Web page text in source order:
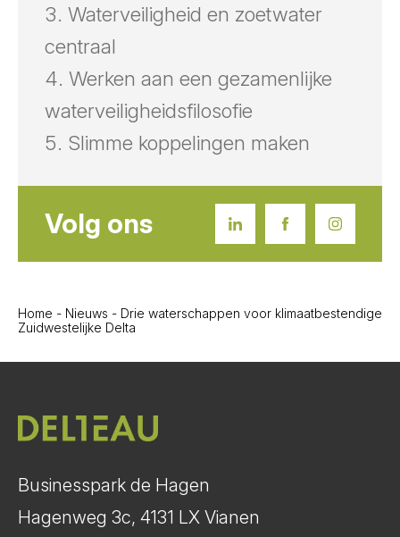
Waterveiligheid en zoetwater
centraal
Werken aan een gezamenlijke
waterveiligheidsfilosofie
Slimme koppelingen maken
Volg ons
Home - Nieuws - Drie waterschappen voor klimaatbestendige
Zuidwestelijke Delta
Businesspark de Hagen
Hagenweg 3c, 4131 LX Vianen